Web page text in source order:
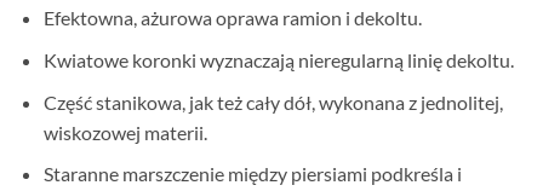
Efektowna, ażurowa oprawa ramion i dekoltu.
Kwiatowe koronki wyznaczają nieregularną linię dekoltu.
Część stanikowa, jak też cały dół, wykonana z jednolitej,
wiskozowej materii.
Staranne marszczenie między piersiami podkreśla i